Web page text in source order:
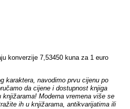
konverzije 7,53450 kuna za 1 euro
karaktera, navodimo prvu cijenu po
da cijene i dostupnost knjiga
Moderna vremena više se
ih u knjižarama, antikvarijatima ili